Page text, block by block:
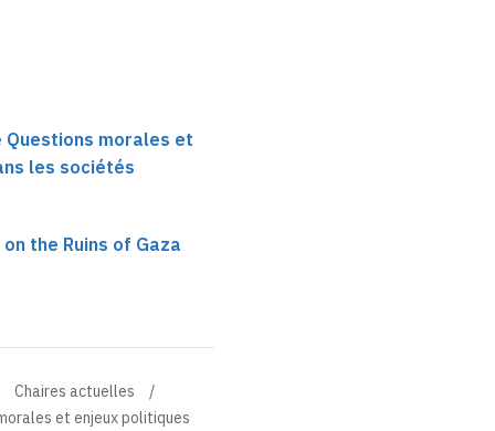
Questions morales et
les sociétés
the Ruins of Gaza
Chaires actuelles
et enjeux politiques